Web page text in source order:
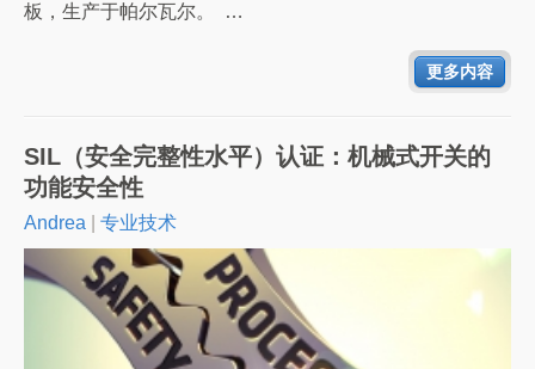
板，生产于帕尔瓦尔。 …
更多内容
SIL（安全完整性水平）认证：机械式开关的
功能安全性
Andrea 专业技术